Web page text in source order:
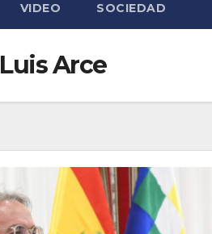
VIDEO SOCIEDAD
Luis Arce